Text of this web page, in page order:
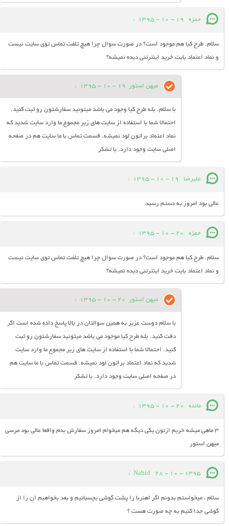
حمزه 19 - 10 - 1395
:
سلام. طرح کیا هم موجود است؟ در صورت سوال چرا هیچ تلفت تماس توی سایت نیست
و نماد اعتماد بابت خرید اینترتنی دیده نمیشه؟
میهن استور 19 - 10 - 1395
:
با سلام. بله طرح کیا وجود می باشد میتونید سفارشتون رو ثبت کنید.
احتمالا شما با استفاده از سایت های زیر مجموع ما وارد سایت شدید که
نماد اعتماد براتون لود نمیشه. قسمت تماس با ما سایت هم در صفحه
اصلی سایت وجود دارد. با تشکر
علیرضا 19 - 10 - 1395
:
عالی بود امروز به دستم رسید
حمزه 20 - 10 - 1395
:
سلام. طرح کیا هم موجود است؟ در صورت سوال چرا هیچ تلفت تماس توی سایت نیست
و نماد اعتماد بابت خرید اینترتنی دیده نمیشه؟
میهن استور 20 - 10 - 1395
:
با سلام دوست عزیز به همین سوالتان در بالا پاسخ داده شده است اگر
دقت کنید. بله طرح کیا موجود می باشد میتونید سفارشتون رو ثبت
کنید. احتمالا شما با استفاده از سایت های زیر مجموع ما وارد سایت
شدید که نماد اعتماد براتون لود نمیشه. قسمت تماس با ما سایت هم
در صفحه اصلی سایت وجود دارد. با تشکر
مائده 20 - 10 - 1395
:
3 ماهی میشه خریم ازتون یکی دیگه هم میخوام امروز سفارش بدم واقعا عالی بود مرسی
میهن استور
Nahid 28 - 10 - 1395
:
سلام ، میخواستم بدونم اگر اهنربا را پشت گوشی بچسبانیم و بعد بخواهیم ان را از
گوشی جدا کنیم به چه صورت هست ؟